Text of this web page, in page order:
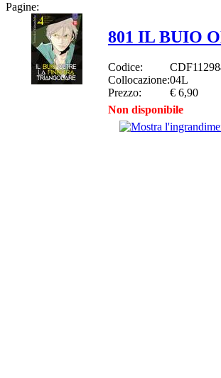
Pagine:
801 IL BUIO
Codice:
Collocazione:04L
Prezzo:
€ 6,90
Non disponibile